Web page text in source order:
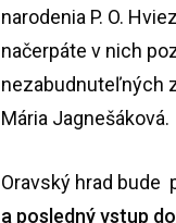
narodenia P. O.
načerpáte v nich
nezabudnuteľných
Mária Jagnešáková.
Oravský hrad bude
a posledný vstup